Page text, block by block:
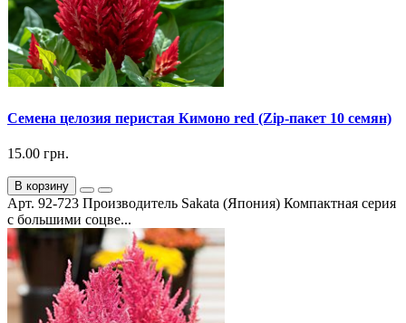
Семена целозия перистая Кимоно red (Zip-пакет 10 семян)
15.00 грн.
В корзину
Арт. 92-723 Производитель Sakata (Япония) Компактная серия
с большими соцве...